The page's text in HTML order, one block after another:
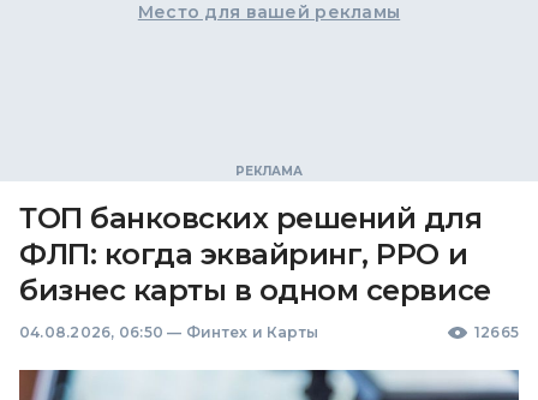
Место для вашей рекламы
ТОП банковских решений для
ФЛП: когда эквайринг, РРО и
бизнес карты в одном сервисе
04.08.2026, 06:50 — Финтех и Карты 12665